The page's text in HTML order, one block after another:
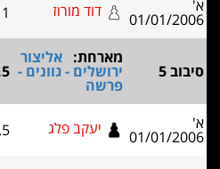
01/ דוד מורוז 1
מארחת:אליצור
ירושלים - גוונים - 0.5
3.5
01/ יעקב פלג 0.5
0.5